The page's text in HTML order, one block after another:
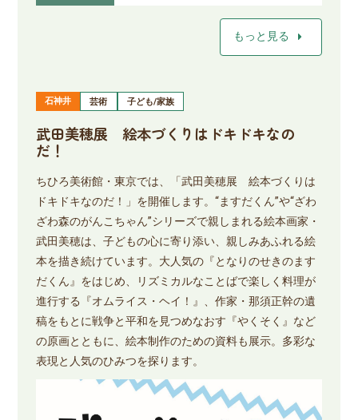
もっと見る arrow_right
石神井 芸術 子ども/家族
武田美穂展 絵本づくりはドキドキなの
だ！
ちひろ美術館・東京では、「武田美穂展 絵本づくりは
ドキドキなのだ！」を開催します。“ますだくん”や“ざわ
ざわ森のがんこちゃん”シリーズで親しまれる絵本画家・
武田美穂は、子どもの心に寄り添い、親しみあふれる絵
本を描き続けています。大人気の『となりのせきのます
だくん』をはじめ、リズミカルなことばで楽しく料理が
進行する『オムライス・ヘイ！』、作家・那須正幹の遺
稿をもとに戦争と平和を見つめなおす『やくそく』など
の原画とともに、絵本制作のための資料も展示。多彩な
表現と人気のひみつを探ります。